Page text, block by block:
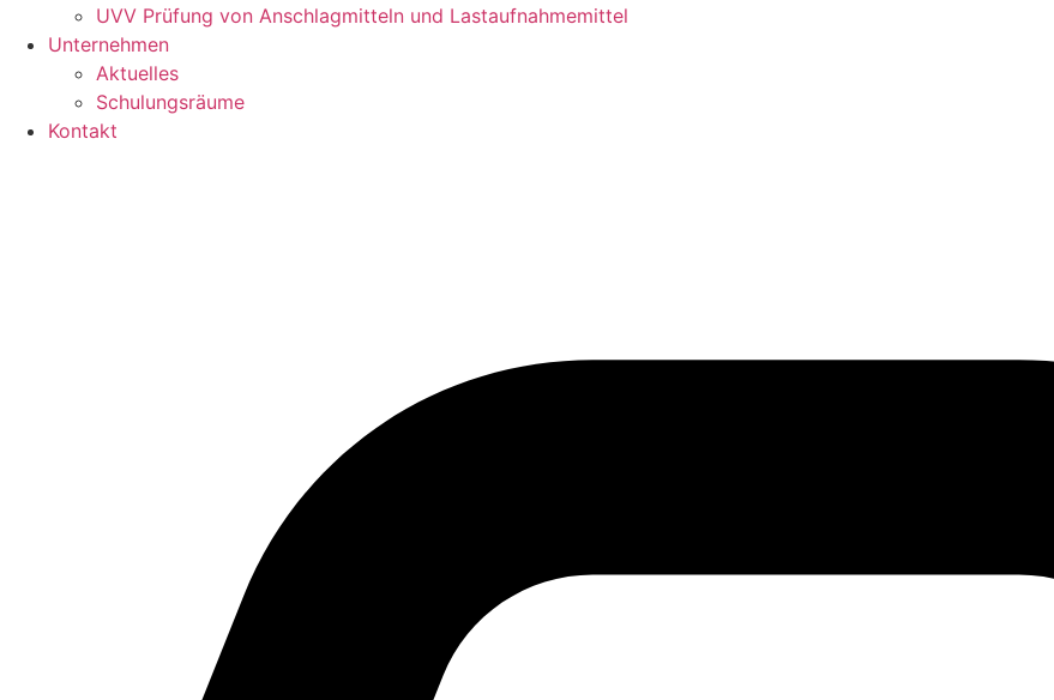
UVV Prüfung von Anschlagmitteln und Lastaufnahmemittel
Unternehmen
Aktuelles
Schulungsräume
Kontakt